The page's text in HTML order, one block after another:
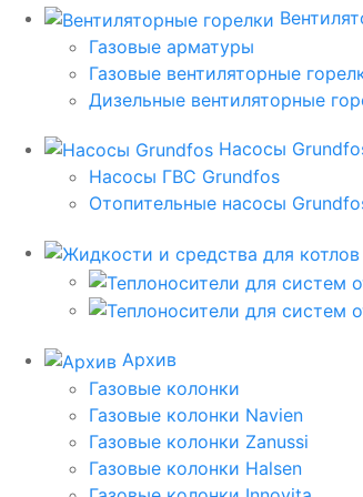
Газовые арматуры
Газовые вентиляторные
Дизельные вентиляторные
Насосы
Насосы ГВС Grundfos
Отопительные насосы
Архив
Газовые колонки
Газовые колонки Navien
Газовые колонки Zanussi
Газовые колонки Halsen